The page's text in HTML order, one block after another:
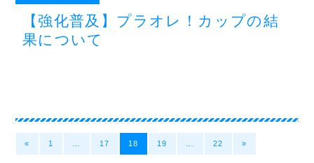
【強化普及】プラオレ！カップの結
果について
« 1 17 18 19 22 »